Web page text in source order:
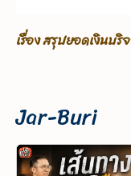
เรื่อง ขอรับบริจาคเ
Jar-Buri